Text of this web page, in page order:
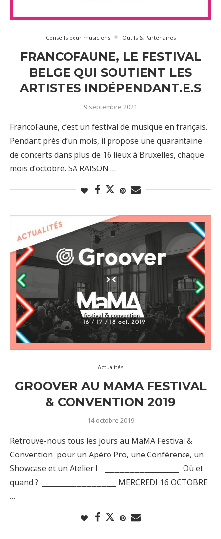
Conseils pour musiciens Outils & Partenaires
FRANCOFAUNE, LE FESTIVAL
BELGE QUI SOUTIENT LES
ARTISTES INDÉPENDANT.E.S
9 septembre 2021
FrancoFaune, c’est un festival de musique en français.
Pendant près d’un mois, il propose une quarantaine
de concerts dans plus de 16 lieux à Bruxelles, chaque
mois d’octobre. SA RAISON …
Actualités
GROOVER AU MAMA FESTIVAL
& CONVENTION 2019
14 octobre 2019
Retrouve-nous tous les jours au MaMA Festival &
Convention pour un Apéro Pro, une Conférence, un
Showcase et un Atelier ! ⎯⎯⎯⎯⎯⎯⎯⎯⎯⎯⎯⎯⎯⎯⎯ Où et
quand ? ⎯⎯⎯⎯⎯⎯⎯⎯⎯⎯⎯⎯⎯⎯⎯ MERCREDI 16 OCTOBRE
…